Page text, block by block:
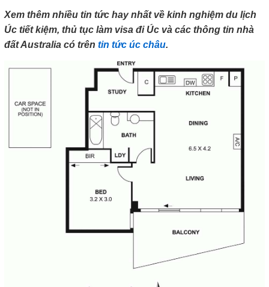
Xem thêm nhiều tin tức hay nhất về kinh nghiệm du lịch
Úc tiết kiệm, thủ tục làm visa đi Úc và các thông tin nhà
đất Australia có trên tin tức úc châu.